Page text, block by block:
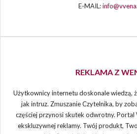
E-MAIL:
REKLAMA Z
Użytkownicy internetu doskonale wiedzą,
jak intruz. Zmuszanie Czytelnika, by
częściej przynosi skutek odwrotny. Portal
ekskluzywnej reklamy. Twój produkt,